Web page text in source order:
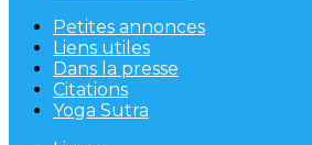
Petites annonces
Liens utiles
Dans la presse
Citations
Yoga Sutra